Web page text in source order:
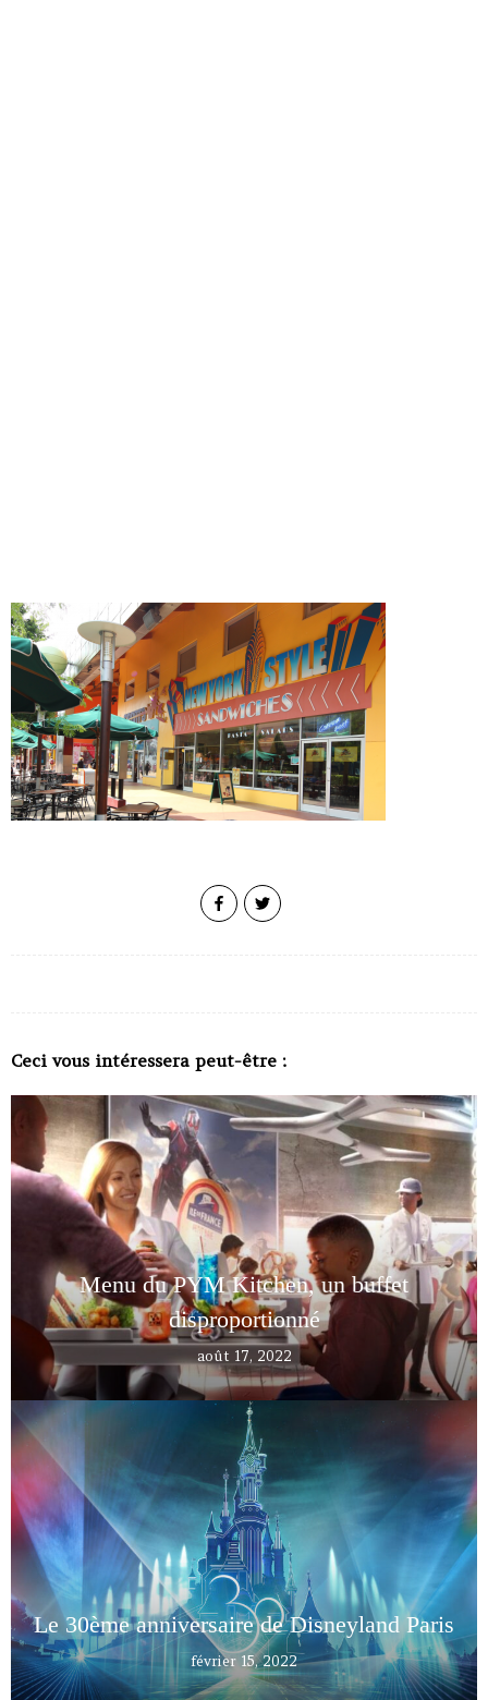
Ceci vous intéressera peut-être :
Menu du PYM Kitchen, un buffet
disproportionné
août 17, 2022
Le 30ème anniversaire de Disneyland Paris
février 15, 2022